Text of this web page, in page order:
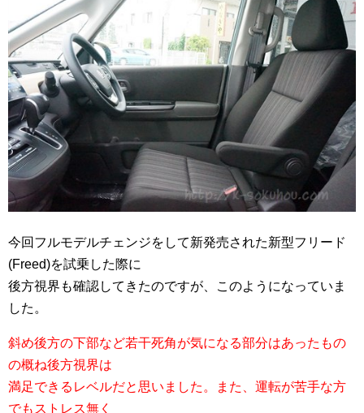
今回フルモデルチェンジをして新発売された新型フリード
(Freed)を試乗した際に
後方視界も確認してきたのですが、このようになっていま
した。
斜め後方の下部など若干死角が気になる部分はあったもの
の概ね後方視界は
満足できるレベルだと思いました。また、運転が苦手な方
でもストレス無く